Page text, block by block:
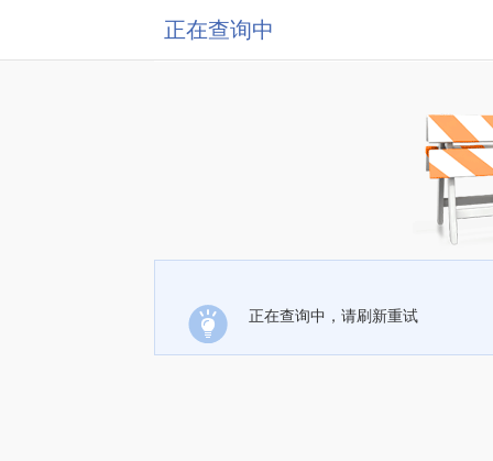
正在查询中
正在查询中，请刷新重试